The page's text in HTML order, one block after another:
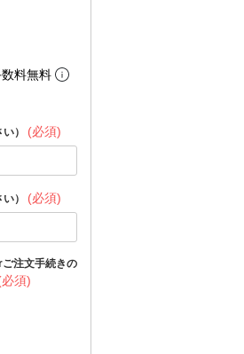
料無料
） (必須)
） (必須)
注文手続きの
必須)